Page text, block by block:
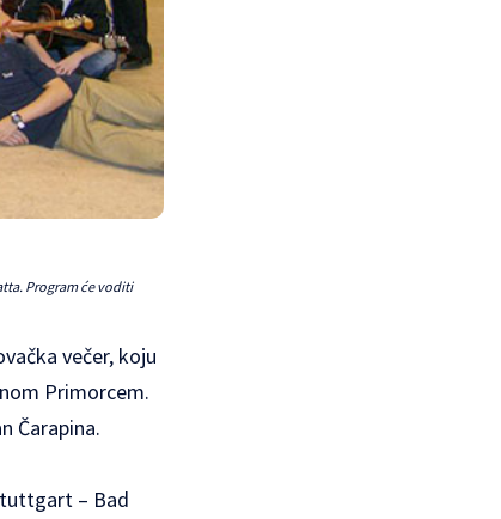
Program će voditi
večer, koju
Primorcem.
Čarapina.
– Bad